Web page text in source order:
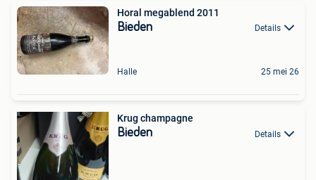
Horal megablend 2011
Bieden Details
Halle 25 mei 26
Krug champagne
Bieden Details